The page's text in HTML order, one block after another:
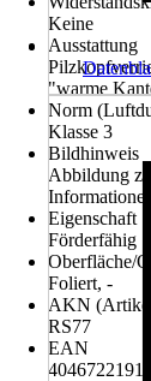
Keine
Ausstattung
"warme
Norm
Klasse 3
Bildhinweis
Abbildung
Eigenschaft
Förderfähig
Oberfläche/
Foliert, -
AKN
RS77
EAN